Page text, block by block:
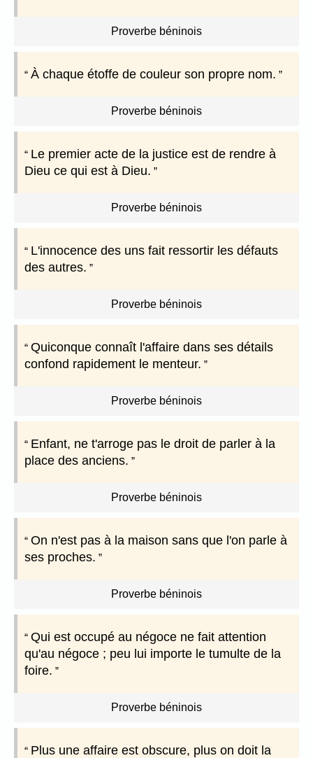
Proverbe béninois
À chaque étoffe de couleur son propre nom.
Proverbe béninois
Le premier acte de la justice est de rendre à
Dieu ce qui est à Dieu.
Proverbe béninois
L'innocence des uns fait ressortir les défauts
des autres.
Proverbe béninois
Quiconque connaît l'affaire dans ses détails
confond rapidement le menteur.
Proverbe béninois
Enfant, ne t'arroge pas le droit de parler à la
place des anciens.
Proverbe béninois
On n'est pas à la maison sans que l'on parle à
ses proches.
Proverbe béninois
Qui est occupé au négoce ne fait attention
qu'au négoce ; peu lui importe le tumulte de la
foire.
Proverbe béninois
Plus une affaire est obscure, plus on doit la